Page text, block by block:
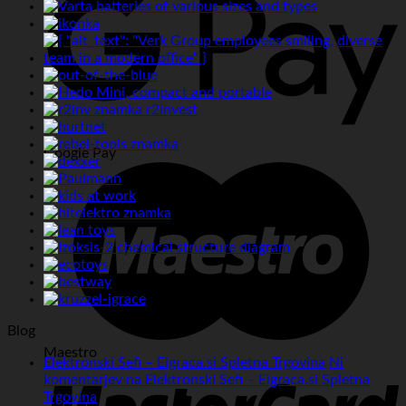
Google Pay
Maestro
Blog
Elektronski Sefi – Eigraca.si Spletna Trgovina Ni
komentarjev na Elektronski Sefi – Eigraca.si Spletna
Trgovina